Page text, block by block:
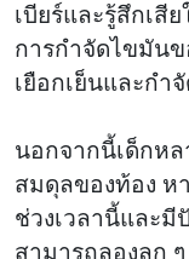
เบียร์และรู้สึกเสี
การกำจัดไขมันข
เยือกเย็นและกำ
นอกจากนี้เด็กห
สมดุลของท้อง ห
ช่วงเวลานี้และ
สามารถลองลูก